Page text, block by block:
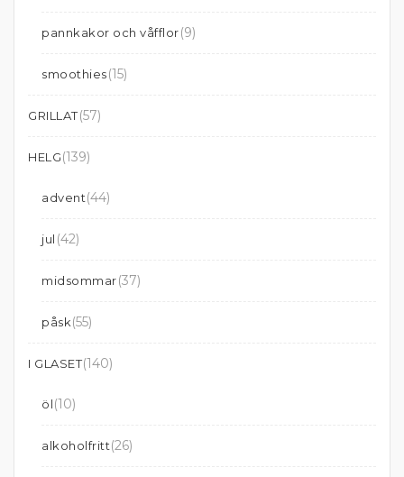
pannkakor och våfflor(9)
smoothies(15)
GRILLAT(57)
HELG(139)
advent(44)
jul (42)
midsommar(37)
påsk(55)
I GLASET(140)
öl(10)
alkoholfritt(26)